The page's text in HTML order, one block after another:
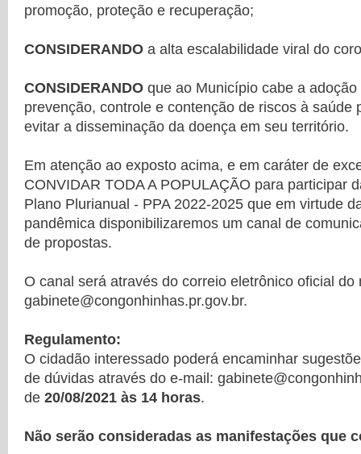
promoção, proteção e recuperação;
CONSIDERANDO a alta escalabilidade viral do
CONSIDERANDO que ao Município cabe a
prevenção, controle e contenção de riscos à saúde
evitar a disseminação da doença em seu território.
Em atenção ao exposto acima, e em caráter de
CONVIDAR TODA A POPULAÇÃO para participar
Plano Plurianual - PPA 2022-2025 que em virtude
pandêmica disponibilizaremos um canal de
de propostas.
O canal será através do correio eletrônico oficial do
gabinete@congonhinhas.pr.gov.br.
Regulamento:
O cidadão interessado poderá encaminhar
de dúvidas através do e-mail:
de 20/08/2021 às 14 horas.
Não serão consideradas as manifestações que